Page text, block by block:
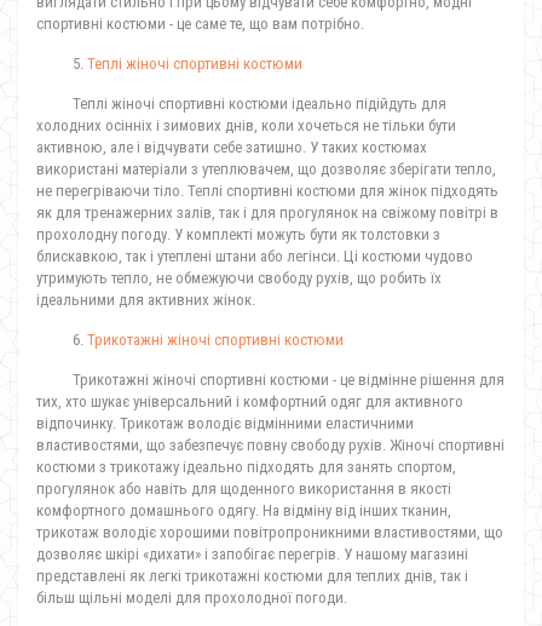
спортивні костюми - це саме те, що вам потрібно.
5. Теплі жіночі спортивні костюми
Теплі жіночі спортивні костюми ідеально підійдуть для
холодних осінніх і зимових днів, коли хочеться не тільки бути
активною, але і відчувати себе затишно. У таких костюмах
використані матеріали з утеплювачем, що дозволяє зберігати тепло,
не перегріваючи тіло. Теплі спортивні костюми для жінок підходять
як для тренажерних залів, так і для прогулянок на свіжому повітрі в
прохолодну погоду. У комплекті можуть бути як толстовки з
блискавкою, так і утеплені штани або легінси. Ці костюми чудово
утримують тепло, не обмежуючи свободу рухів, що робить їх
ідеальними для активних жінок.
6. Трикотажні жіночі спортивні костюми
Трикотажні жіночі спортивні костюми - це відмінне рішення для
тих, хто шукає універсальний і комфортний одяг для активного
відпочинку. Трикотаж володіє відмінними еластичними
властивостями, що забезпечує повну свободу рухів. Жіночі спортивні
костюми з трикотажу ідеально підходять для занять спортом,
прогулянок або навіть для щоденного використання в якості
комфортного домашнього одягу. На відміну від інших тканин,
трикотаж володіє хорошими повітропроникними властивостями, що
дозволяє шкірі «дихати» і запобігає перегрів. У нашому магазині
представлені як легкі трикотажні костюми для теплих днів, так і
більш щільні моделі для прохолодної погоди.